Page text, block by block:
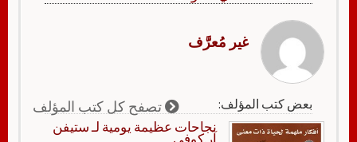
غير مُعرَّف
بعض كتب المؤلف: تصفح كل كتب المؤلف
نجاحات عظيمة يومية لـ ستيفن